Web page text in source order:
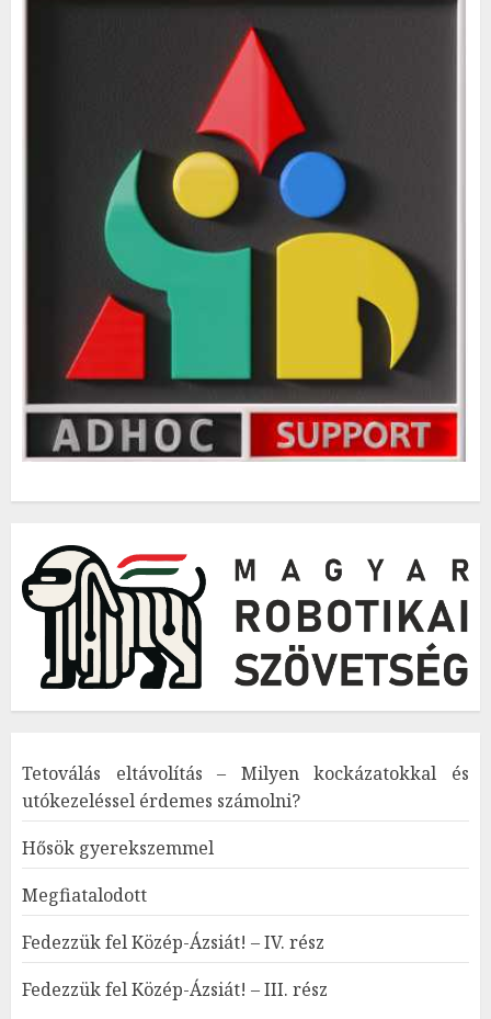
Tetoválás eltávolítás – Milyen kockázatokkal és
utókezeléssel érdemes számolni?
Hősök gyerekszemmel
Megfiatalodott
Fedezzük fel Közép-Ázsiát! – IV. rész
Fedezzük fel Közép-Ázsiát! – III. rész